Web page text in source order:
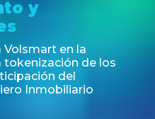
en la
de los
del